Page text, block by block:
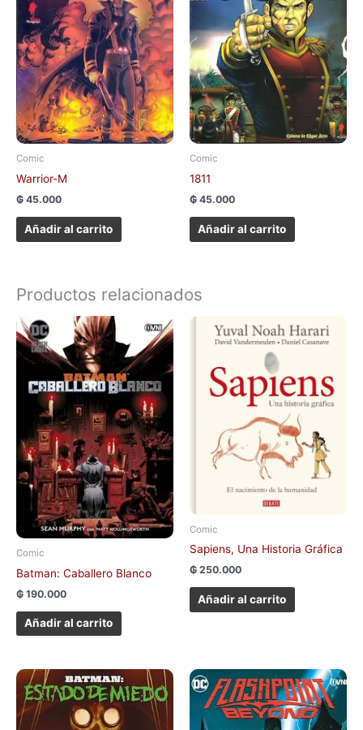
Comic
Warrior-M
₲ 45.000
Añadir al carrito
Comic
1811
₲ 45.000
Añadir al carrito
Productos relacionados
Comic
Batman: Caballero Blanco
₲ 190.000
Añadir al carrito
Comic
Sapiens, Una Historia Gráfica
₲ 250.000
Añadir al carrito